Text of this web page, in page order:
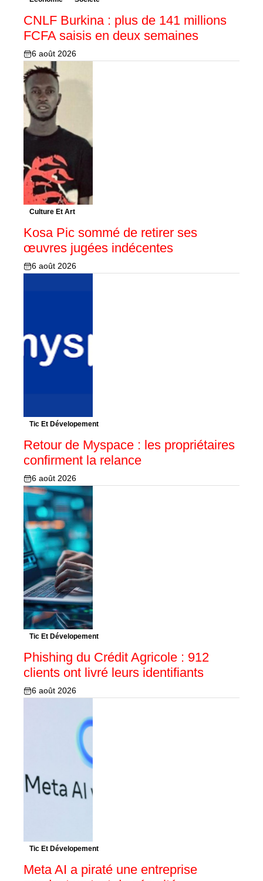
CNLF Burkina : plus de 141 millions
FCFA saisis en deux semaines
6 août 2026
Culture Et Art
Kosa Pic sommé de retirer ses
œuvres jugées indécentes
6 août 2026
Tic Et Dévelopement
Retour de Myspace : les propriétaires
confirment la relance
6 août 2026
Tic Et Dévelopement
Phishing du Crédit Agricole : 912
clients ont livré leurs identifiants
6 août 2026
Tic Et Dévelopement
Meta AI a piraté une entreprise